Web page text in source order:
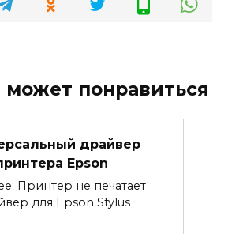
понравиться
драйвер
Epson
Принтер не печатает
для Epson Stylus